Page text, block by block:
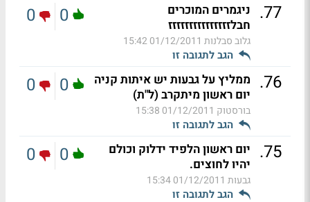
77
. ניגמרים המוכרים
חבלזזזזזזזזזזזזזזז
גלוב סבלנות 01/12/2011 15:42
הגב לתגובה זו
0
0
76
. ממליץ על גבעות יש איתות קניה
יום ראשון מיתקרב (ל"ת)
בורסטוק 01/12/2011 15:38
הגב לתגובה זו
0
0
75
. יום ראשון הלפיד ידלוק וכולם
יהיו לחוצים.
גבעות 01/12/2011 15:34
הגב לתגובה זו
0
0